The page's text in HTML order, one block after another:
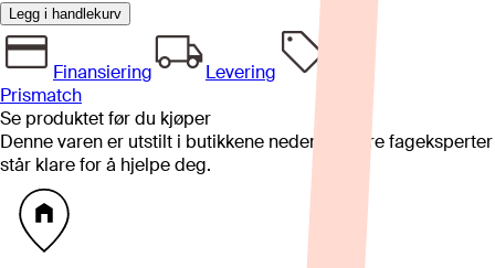
Legg i handlekurv
Finansiering
Levering
Prismatch
Se produktet før du kjøper
Denne varen er utstilt i butikkene nedenfor. Våre fageksperter
står klare for å hjelpe deg.